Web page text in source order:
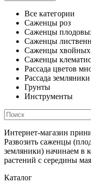
Все категории
Саженцы роз
Саженцы
Саженцы
Саженцы хвойных
Саженцы
Рассада цветов
Рассада земляники
Грунты
Инструменты
Интернет-магазин
Развозить саженцы
земляники) начинаем в
растений с середины
Каталог